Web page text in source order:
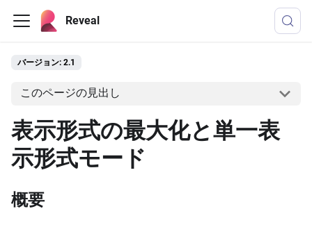
Reveal
バージョン: 2.1
このページの見出し
表示形式の最大化と単一表
示形式モード
概要